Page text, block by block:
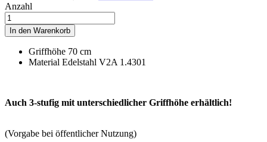
Anzahl
In den Warenkorb
Griffhöhe 70 cm
Material Edelstahl V2A 1.4301
Auch 3-stufig mit unterschiedlicher Griffhöhe erhältlich!
(Vorgabe bei öffentlicher Nutzung)